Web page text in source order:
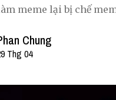
meme lại bị chế
Chung
Thg 04